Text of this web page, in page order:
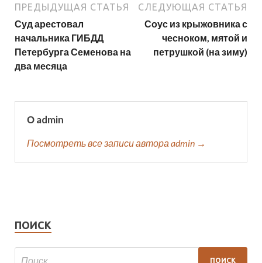
ПРЕДЫДУЩАЯ СТАТЬЯ
Суд арестовал
начальника ГИБДД
Петербурга Семенова на
два месяца
СЛЕДУЮЩАЯ СТАТЬЯ
Соус из крыжовника с
чесноком, мятой и
петрушкой (на зиму)
О admin
Посмотреть все записи автора admin →
ПОИСК